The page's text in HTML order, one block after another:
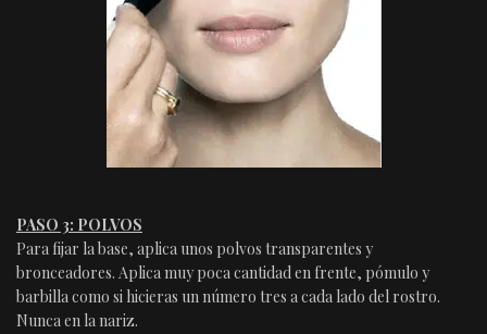
PASO 3: POLVOS
Para fijar la base, aplica unos polvos transparentes y
bronceadores. Aplica muy poca cantidad en frente, pómulo y
barbilla como si hicieras un número tres a cada lado del rostro.
Nunca en la nariz.